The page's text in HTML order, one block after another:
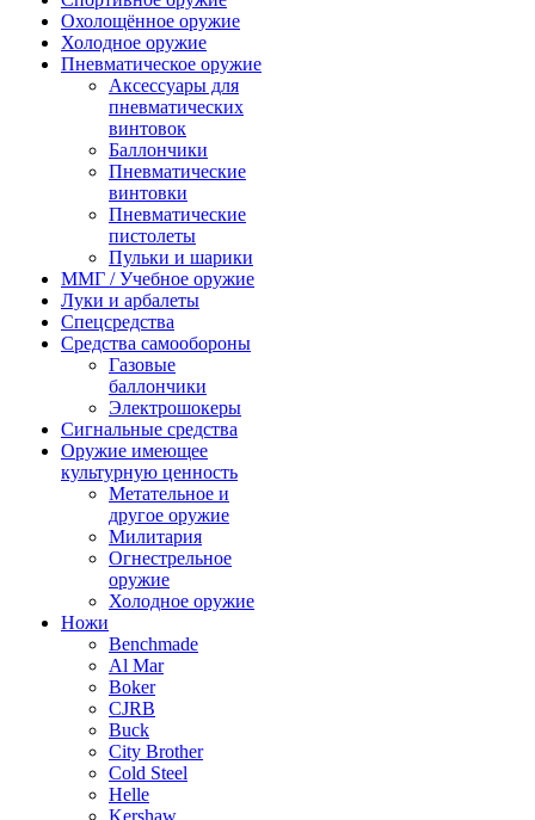
Охолощённое оружие
Холодное оружие
Пневматическое оружие
Аксессуары для
пневматических
винтовок
Баллончики
Пневматические
винтовки
Пневматические
пистолеты
Пульки и шарики
ММГ / Учебное оружие
Луки и арбалеты
Спецсредства
Средства самообороны
Газовые
баллончики
Электрошокеры
Сигнальные средства
Оружие имеющее
культурную ценность
Метательное и
другое оружие
Милитария
Огнестрельное
оружие
Холодное оружие
Ножи
Benchmade
Al Mar
Boker
CJRB
Buck
City Brother
Cold Steel
Helle
Kershaw